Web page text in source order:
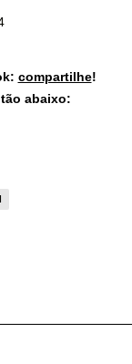
compartilhe!
abaixo: